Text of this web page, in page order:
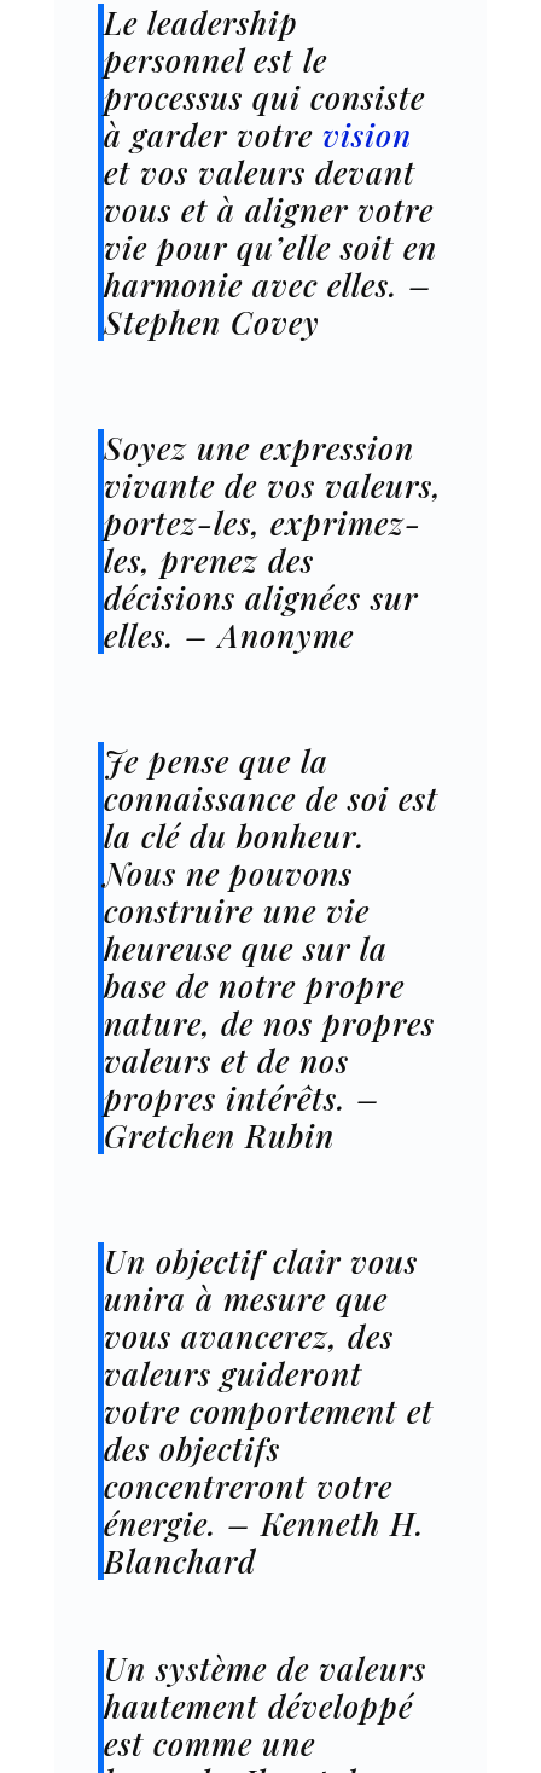
Le leadership
personnel est le
processus qui consiste
à garder votre vision
et vos valeurs devant
vous et à aligner votre
vie pour qu’elle soit en
harmonie avec elles. –
Stephen Covey
Soyez une expression
vivante de vos valeurs,
portez-les, exprimez-
les, prenez des
décisions alignées sur
elles. – Anonyme
Je pense que la
connaissance de soi est
la clé du bonheur.
Nous ne pouvons
construire une vie
heureuse que sur la
base de notre propre
nature, de nos propres
valeurs et de nos
propres intérêts. –
Gretchen Rubin
Un objectif clair vous
unira à mesure que
vous avancerez, des
valeurs guideront
votre comportement et
des objectifs
concentreront votre
énergie. – Kenneth H.
Blanchard
Un système de valeurs
hautement développé
est comme une